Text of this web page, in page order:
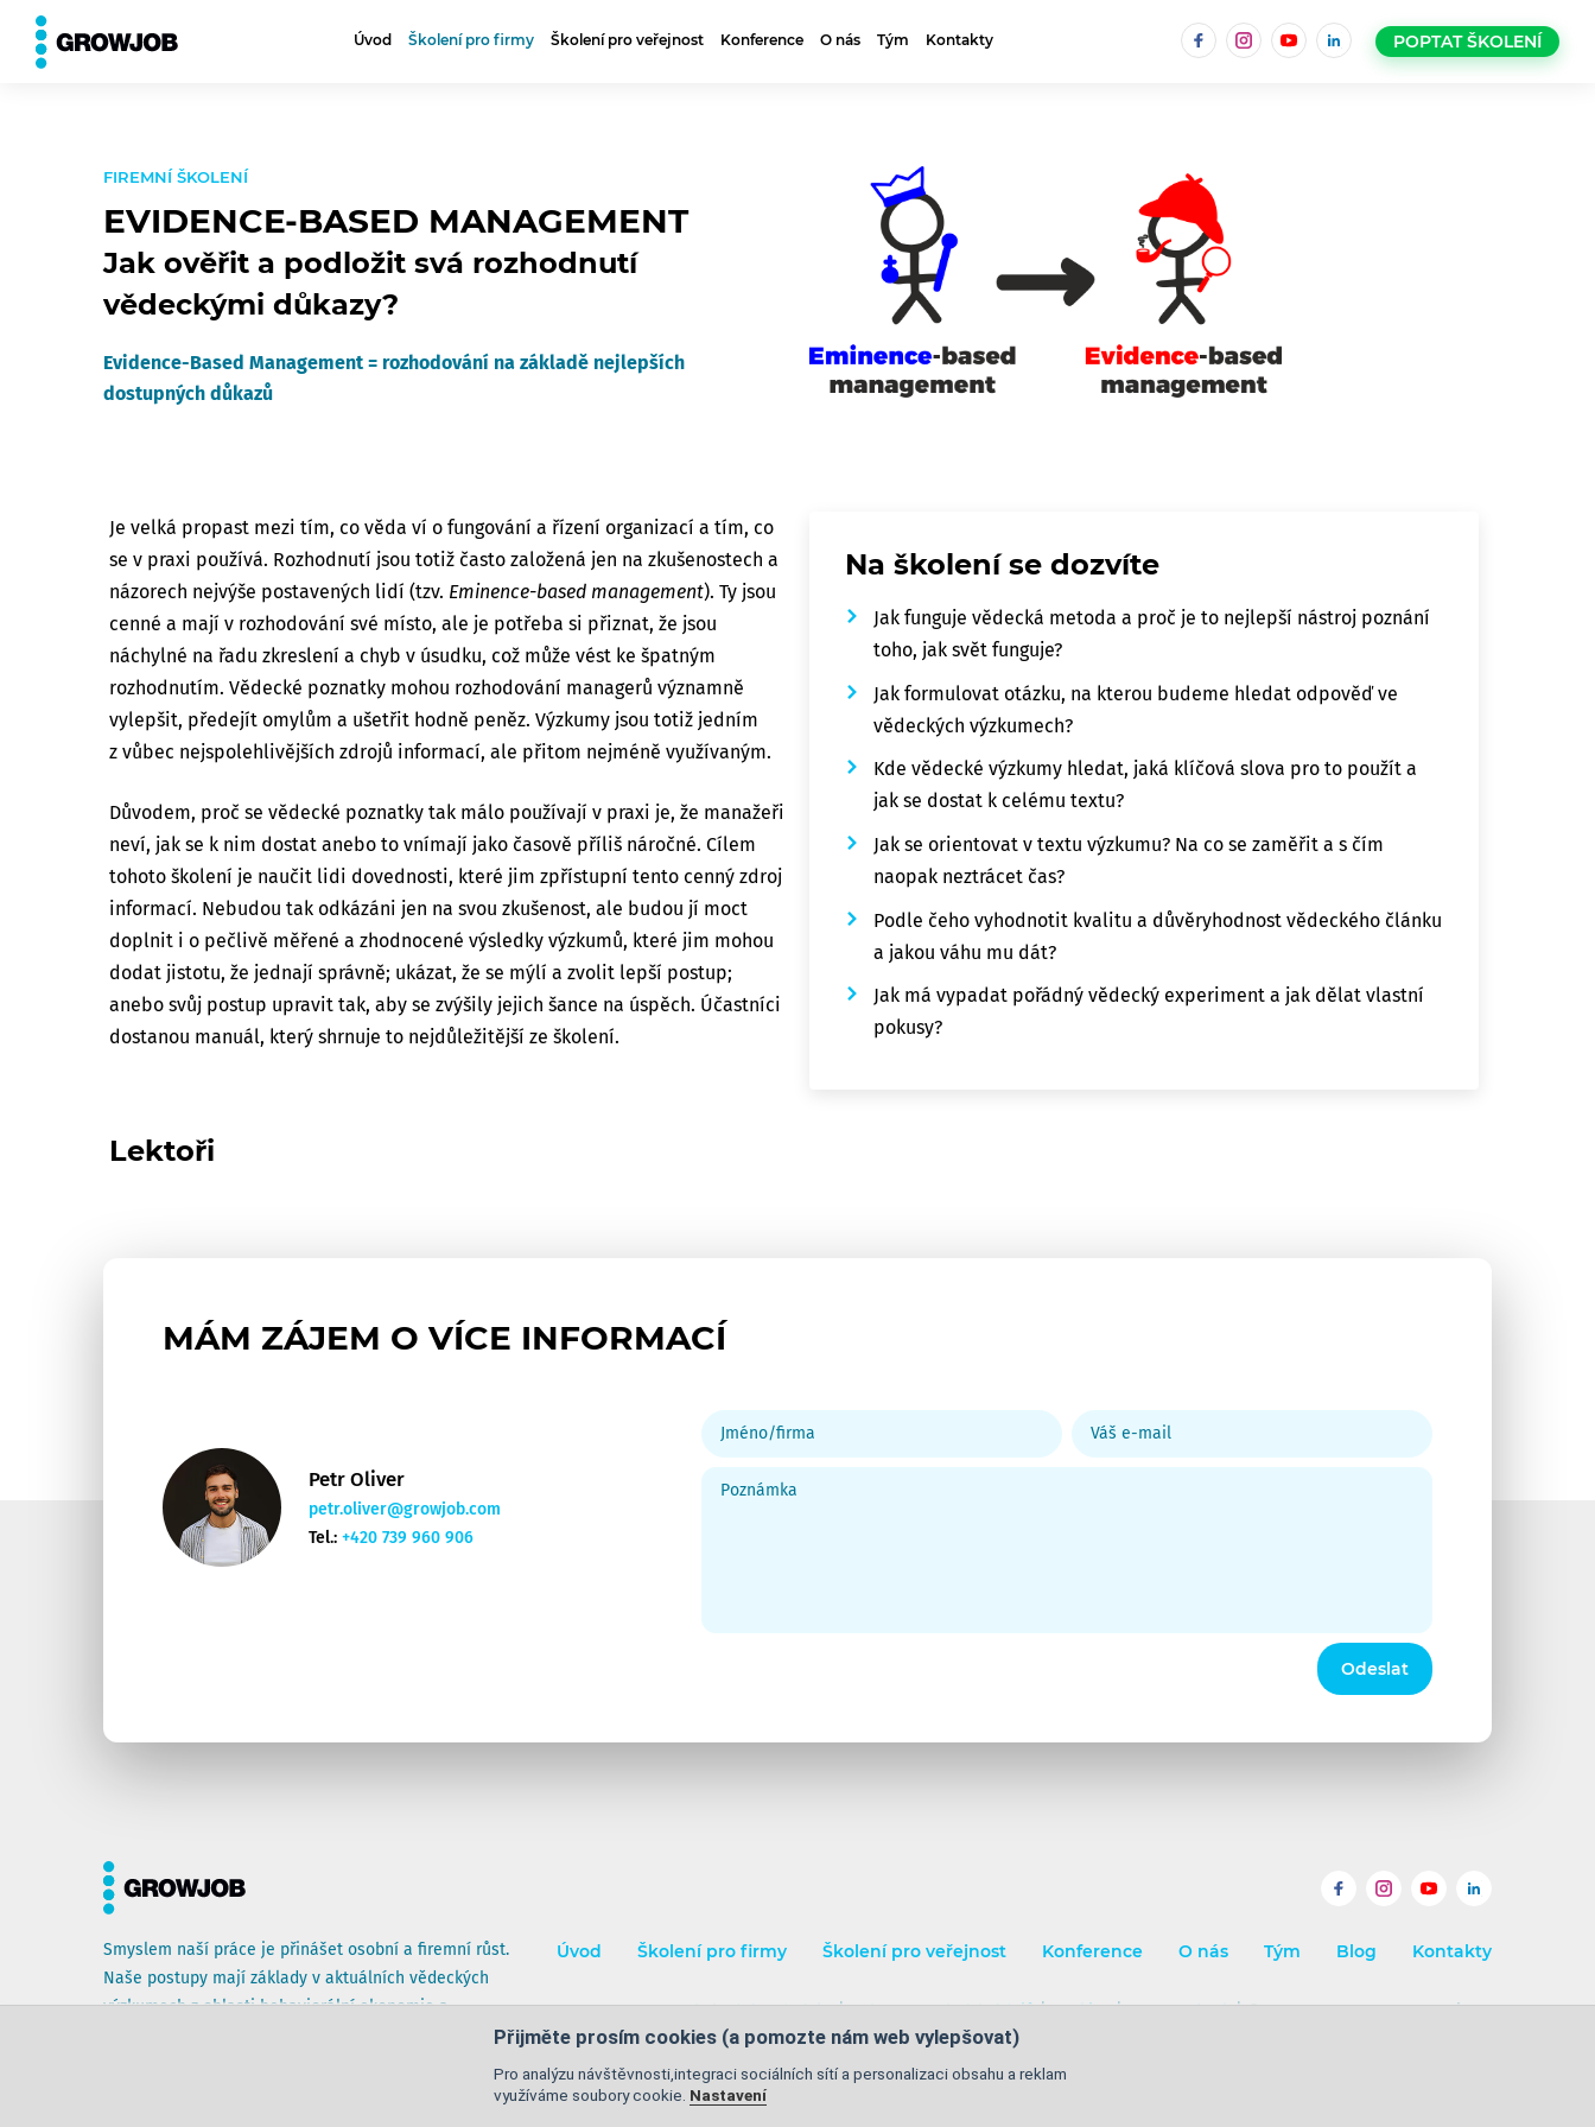
Úvod Školení pro firmy Školení pro veřejnost Konference O nás Tým Kontakty FacebookInstagramYouTubeLinkedIn POPTAT ŠKOLENÍ
FIREMNÍ ŠKOLENÍ
EVIDENCE-BASED MANAGEMENT
Jak ověřit a podložit svá rozhodnutí
vědeckými důkazy?
Evidence-Based Management = rozhodování na základě nejlepších
dostupných důkazů
⮨VŠECHNA TÉMATA
Je velká propast mezi tím, co věda ví o fungování a řízení organizací a tím, co
se v praxi používá. Rozhodnutí jsou totiž často založená jen na zkušenostech a
názorech nejvýše postavených lidí (tzv. Eminence-based management). Ty jsou
cenné a mají v rozhodování své místo, ale je potřeba si přiznat, že jsou
náchylné na řadu zkreslení a chyb v úsudku, což může vést ke špatným
rozhodnutím. Vědecké poznatky mohou rozhodování managerů významně
vylepšit, předejít omylům a ušetřit hodně peněz. Výzkumy jsou totiž jedním
z vůbec nejspolehlivějších zdrojů informací, ale přitom nejméně využívaným.
Důvodem, proč se vědecké poznatky tak málo používají v praxi je, že manažeři
neví, jak se k nim dostat anebo to vnímají jako časově příliš náročné. Cílem
tohoto školení je naučit lidi dovednosti, které jim zpřístupní tento cenný zdroj
informací. Nebudou tak odkázáni jen na svou zkušenost, ale budou jí moct
doplnit i o pečlivě měřené a zhodnocené výsledky výzkumů, které jim mohou
dodat jistotu, že jednají správně; ukázat, že se mýlí a zvolit lepší postup;
anebo svůj postup upravit tak, aby se zvýšily jejich šance na úspěch. Účastníci
dostanou manuál, který shrnuje to nejdůležitější ze školení.
Na školení se dozvíte
Jak funguje vědecká metoda a proč je to nejlepší nástroj poznání
toho, jak svět funguje?
Jak formulovat otázku, na kterou budeme hledat odpověď ve
vědeckých výzkumech?
Kde vědecké výzkumy hledat, jaká klíčová slova pro to použít a
jak se dostat k celému textu?
Jak se orientovat v textu výzkumu? Na co se zaměřit a s čím
naopak neztrácet čas?
Podle čeho vyhodnotit kvalitu a důvěryhodnost vědeckého článku
a jakou váhu mu dát?
Jak má vypadat pořádný vědecký experiment a jak dělat vlastní
pokusy?
Lektoři
MÁM ZÁJEM O VÍCE INFORMACÍ
Petr Oliver
petr.oliver@growjob.com
Tel.: +420 739 960 906
Jméno/firma
Váš
Poznámka
Odeslat
Smyslem naší práce je přinášet osobní a firemní růst.
Naše postupy mají základy v aktuálních vědeckých
výzkumech z oblasti behaviorální ekonomie a
FacebookInstagramYouTube
Úvod Školení pro firmy Školení pro veřejnost Konference O nás Tým Blog Kontakty
Obchodní podmínky|Ochrana osobních údajů|Cookies|Mapa stránek| © 2008 - 2026 GrowJOB Institute
Přijměte prosím cookies (a pomozte nám web vylepšovat)
Pro analýzu návštěvnosti,integraci sociálních sítí a personalizaci obsahu a reklam
využíváme soubory cookie. Nastavení